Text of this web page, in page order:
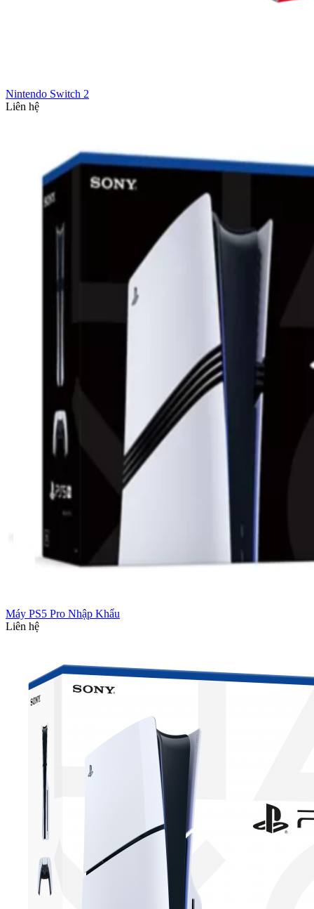
Nintendo Switch 2
Liên hệ
Máy PS5 Pro Nhập Khẩu
Liên hệ